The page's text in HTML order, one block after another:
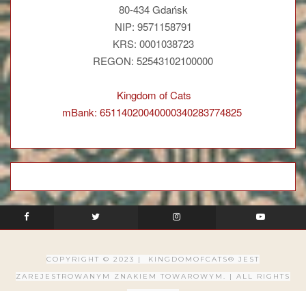
80-434 Gdańsk
NIP: 9571158791
KRS: 0001038723
REGON: 52543102100000
Kingdom of Cats
mBank: 65114020040000340283774825
COPYRIGHT © 2023 | KINGDOMOFCATS® JEST
ZAREJESTROWANYM ZNAKIEM TOWAROWYM. |
ALL RIGHTS